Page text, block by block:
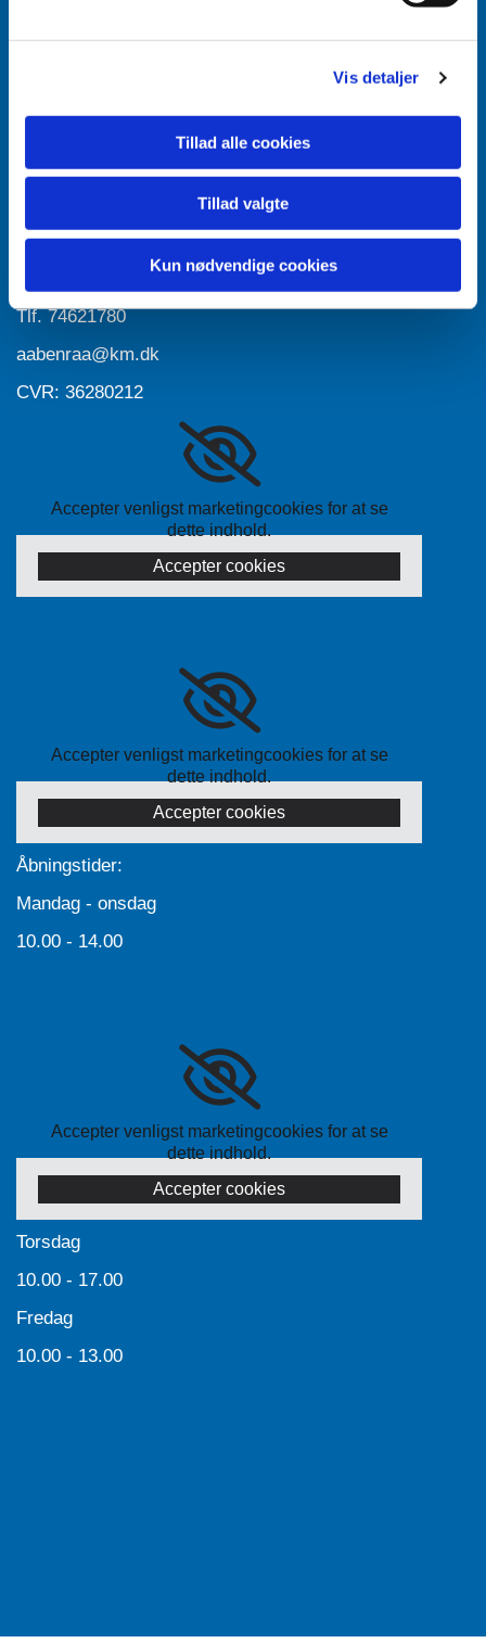
Vis detaljer
Tillad alle cookies
Tillad valgte
Kun nødvendige cookies
Accepter venligst marketingcookies for at se
dette indhold.
Accepter cookies
Tlf. 74621780
aabenraa@km.dk
CVR: 36280212
Accepter venligst marketingcookies for at se
dette indhold.
Accepter cookies
Accepter venligst marketingcookies for at se
dette indhold.
Accepter cookies
Åbningstider:
Mandag - onsdag
10.00 - 14.00
Accepter venligst marketingcookies for at se
dette indhold.
Accepter cookies
Torsdag
10.00 - 17.00
Fredag
10.00 - 13.00